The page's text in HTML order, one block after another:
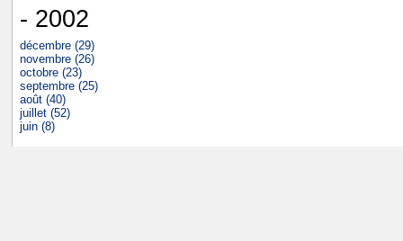
- 2002
décembre (29)
novembre (26)
octobre (23)
septembre (25)
août (40)
juillet (52)
juin (8)